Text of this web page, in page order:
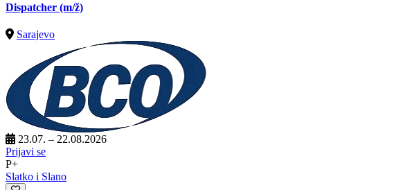
Dispatcher (m/ž)
Sarajevo
23.07. – 22.08.2026
Prijavi se
P+
Slatko i Slano